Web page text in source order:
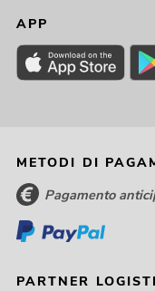
APP
METODI DI
Pagamento
PARTNER